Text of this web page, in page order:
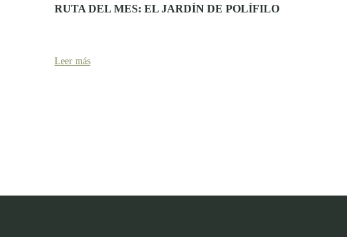
RUTA DEL MES: EL JARDÍN DE POLÍFILO
Leer más